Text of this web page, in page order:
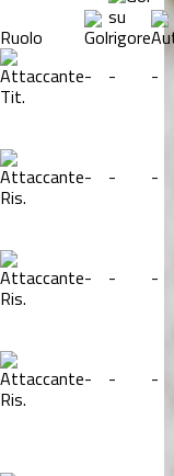
Ruolo
Tit.
- - -
Ris.
- - -
Ris.
- - -
Ris.
- - -